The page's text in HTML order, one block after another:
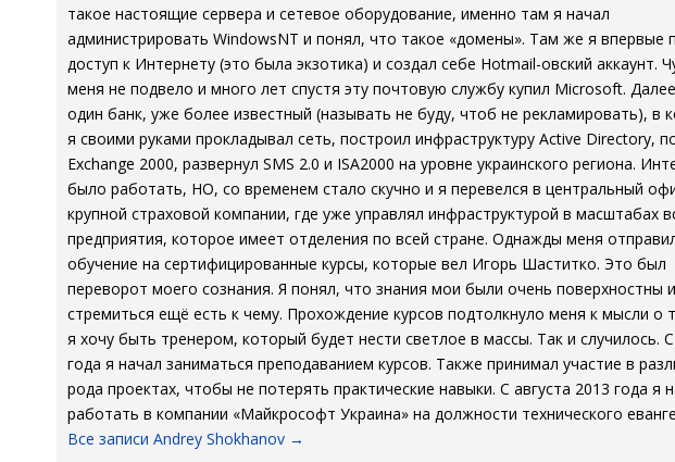
такое настоящие сервера и сетевое оборудование, именно там я начал
администрировать WindowsNT и понял, что такое «домены». Там же я впервые
доступ к Интернету (это была экзотика) и создал себе Hotmail-овский аккаунт.
меня не подвело и много лет спустя эту почтовую службу купил Microsoft.
один банк, уже более известный (называть не буду, чтоб не рекламировать), в
я своими руками прокладывал сеть, построил инфраструктуру Active Directory,
Exchange 2000, развернул SMS 2.0 и ISA2000 на уровне украинского региона.
было работать, НО, со временем стало скучно и я перевелся в центральный
крупной страховой компании, где уже управлял инфраструктурой в масштабах
предприятия, которое имеет отделения по всей стране. Однажды меня
обучение на сертифицированные курсы, которые вел Игорь Шаститко. Это был
переворот моего сознания. Я понял, что знания мои были очень поверхностны и
стремиться ещё есть к чему. Прохождение курсов подтолкнуло меня к мысли о
я хочу быть тренером, который будет нести светлое в массы. Так и случилось.
года я начал заниматься преподаванием курсов. Также принимал участие в
рода проектах, чтобы не потерять практические навыки. С августа 2013 года я
работать в компании «Майкрософт Украина» на должности технического
Все записи Andrey Shokhanov →